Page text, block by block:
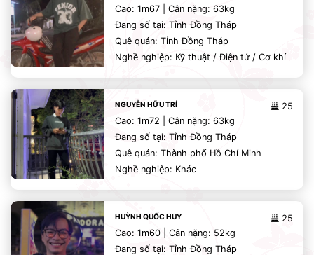
Cao: 1m67 | Cân nặng: 63kg
Đang số tại: Tỉnh Đồng Tháp
Quê quán: Tỉnh Đồng Tháp
Nghề nghiệp: Kỹ thuật / Điện tử / Cơ khí
25
NGUYỄN HỮU TRÍ
Cao: 1m72 | Cân nặng: 63kg
Đang số tại: Tỉnh Đồng Tháp
Quê quán: Thành phố Hồ Chí Minh
Nghề nghiệp: Khác
25
HUỲNH QUỐC HUY
Cao: 1m60 | Cân nặng: 52kg
Đang số tại: Tỉnh Đồng Tháp